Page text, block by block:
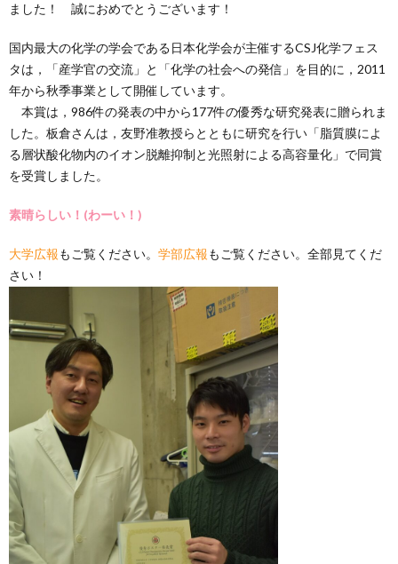
ました！ 誠におめでとうございます！
国内最大の化学の学会である日本化学会が主催するCSJ化学フェス
タは，「産学官の交流」と「化学の社会への発信」を目的に，2011
年から秋季事業として開催しています。
本賞は，986件の発表の中から177件の優秀な研究発表に贈られま
した。板倉さんは，友野准教授らとともに研究を行い「脂質膜によ
る層状酸化物内のイオン脱離抑制と光照射による高容量化」で同賞
を受賞しました。
素晴らしい！(わーい！)
大学広報もご覧ください。 学部広報もご覧ください。全部見てくだ
さい！